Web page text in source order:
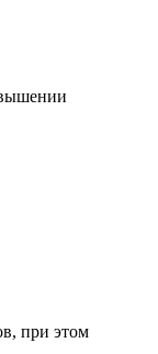
при этом